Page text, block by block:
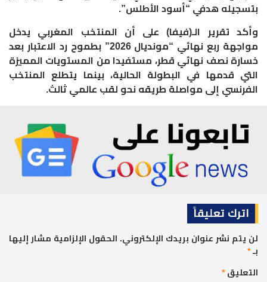
بتسجيله هدفي “أسود الأطلس”.
وأكد تقرير الـ(فيفا) على أن المنتخب المغربي يدخل
مواجهة ربع نهائي “مونديال 2026” بطموح رد الاعتبار بعد
خسارة نصف نهائي قطر، مستفيدا من المستويات المميزة
التي قدمها في البطولة الحالية، بينما يتطلع المنتخب
الفرنسي إلى مواصلة طريقه نحو لقب عالمي ثالث.
اترك تعليقاً
لن يتم نشر عنوان بريدك الإلكتروني. الحقول الإلزامية مشار إليها
بـ*
التعليق*